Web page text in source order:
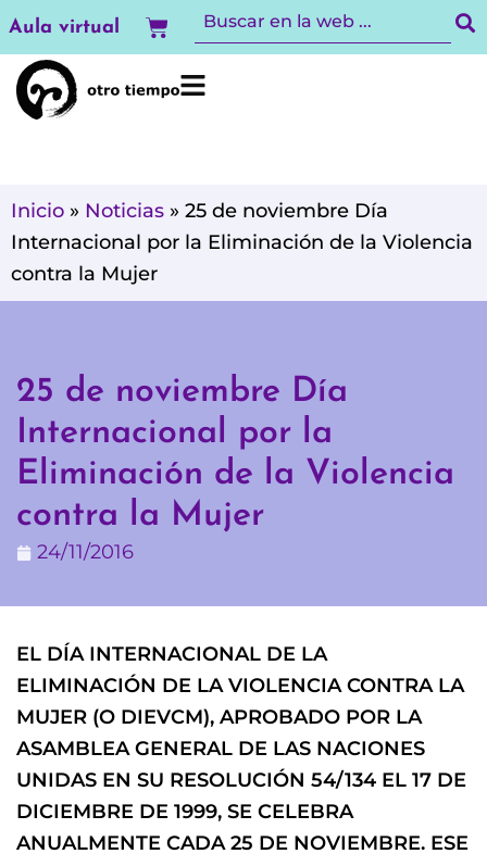
al
contenido
Aula virtual Carrito
Inicio » Noticias » 25 de noviembre Día
Internacional por la Eliminación de la Violencia
contra la Mujer
25 de noviembre Día
Internacional por la
Eliminación de la Violencia
contra la Mujer
24/11/2016
EL DÍA INTERNACIONAL DE LA
ELIMINACIÓN DE LA VIOLENCIA CONTRA LA
MUJER (O DIEVCM), APROBADO POR LA
ASAMBLEA GENERAL DE LAS NACIONES
UNIDAS EN SU RESOLUCIÓN 54/134 EL 17 DE
DICIEMBRE DE 1999, SE CELEBRA
ANUALMENTE CADA 25 DE NOVIEMBRE. ESE